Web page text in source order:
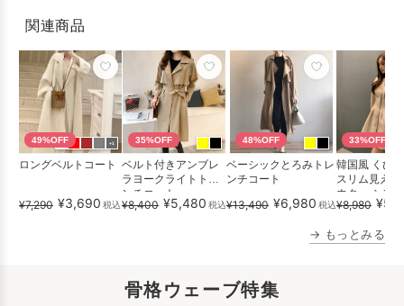
関連商品
+1
49%OFF
ロングベルトコート
¥7,290 ¥3,690 税込
35%OFF
ベルト付きアンブレ
ラヨークライトトレ
ンチコート
¥8,400 ¥5,480 税込
48%OFF
ベーシックとろみトレ
ンチコート
¥13,490 ¥6,980 税込
33%OFF
韓国風 くび
スリム見え
ウター シン
人...
¥8,980
→ もっとみる
骨格ウェーブ特集